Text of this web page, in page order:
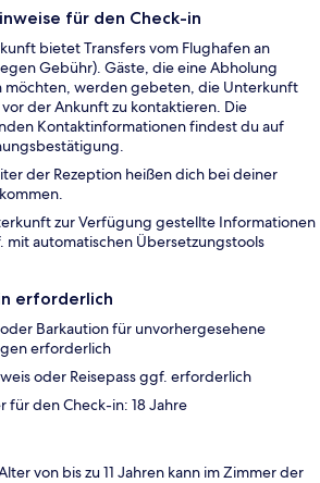
für den Check-in
bietet Transfers vom Flughafen an
Gebühr). Gäste, die eine Abholung
möchten, werden gebeten, die Unterkunft
der Ankunft zu kontaktieren. Die
Kontaktinformationen findest du auf
der Rezeption heißen dich bei deiner
zur Verfügung gestellte Informationen
mit automatischen Übersetzungstools
erforderlich
Barkaution für unvorhergesehene
erforderlich
oder Reisepass ggf. erforderlich
für den Check-in: 18 Jahre
von bis zu 11 Jahren kann im Zimmer der